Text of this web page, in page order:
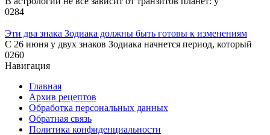
0284
Эти два знака Зодиака должны быть готовы к изменениям
С 26 июня у двух знаков Зодиака начнется период, который
0260
Навигация
Главная
Архив рецептов
Обработка персональных данных
Обратная связь
Политика конфиденциальности